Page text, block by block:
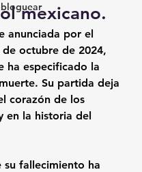
mexicano.
anunciada por el
de octubre de 2024,
ha especificado la
Su partida deja
corazón de los
en la historia del
su fallecimiento ha